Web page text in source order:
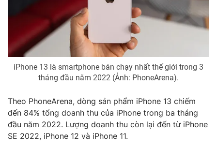
Nguyễn Thị Mỹ Hạnh, Phạm Quốc Thắng,
Nguyễn Trọng Ninh
Tổng đài VTV:024.38 355 931 - 024.38 355 932
Ðiện thoại Thời báo VTV:
024.66 897 897
Email:toasoan@vtv.vn
Liên hệ quảng cáo:
024-7300.7108
iPhone 13 là smartphone bán chạy nhất thế giới trong 3
tháng đầu năm 2022 (Ảnh: PhoneArena).
Theo PhoneArena, dòng sản phẩm iPhone 13 chiếm
đến 84% tổng doanh thu của iPhone trong ba tháng
đầu năm 2022. Lượng doanh thu còn lại đến từ iPhone
SE 2022, iPhone 12 và iPhone 11.